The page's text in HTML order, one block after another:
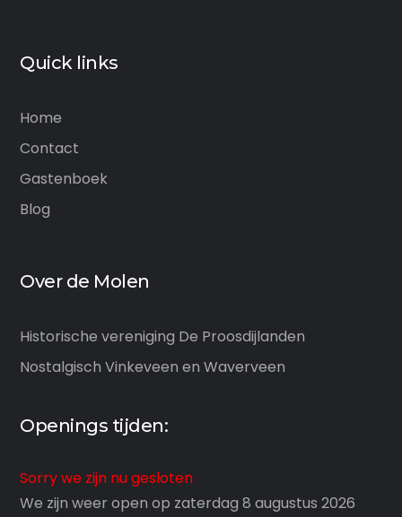
Quick links
Home
Contact
Gastenboek
Blog
Over de Molen
Historische vereniging De Proosdijlanden
Nostalgisch Vinkeveen en Waverveen
Openings tijden:
Sorry we zijn nu gesloten
We zijn weer open op zaterdag 8 augustus 2026